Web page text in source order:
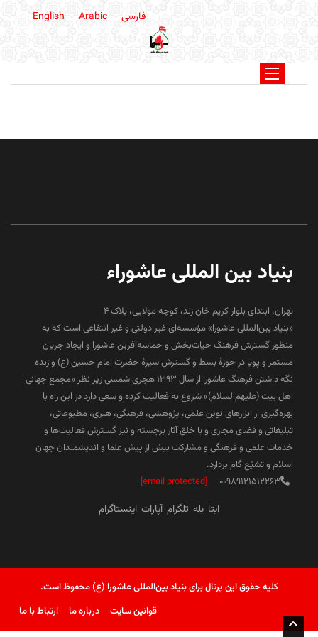
فارسی English Arabic
بنیاد بین المللی عاشوراء
تهران، ابتدای بلوار کریم خان زند، کوچه مولایی، پلاک 4
«بنیاد بین‌المللی عاشورا» مؤسسه‌ای غیر دولتی و غیر انتفاعی است که به
منظور گسترش فرهنگ حیات‌بخش و حماسه‌آفرین عاشورا و ایجاد جریان
مستمر و پویا در حوزۀ بسط و گسترش سیرۀ حضرت امام حسین (ع) و زنده
نگه داشتن فرهنگ عاشورا از سال ۱۳۹۳ هجری شمسی زیر نظر «مجمع جهانی
اهل بیت (علیهم‌السلام)» شروع به فعالیت کرده و سعی دارد در این راه با
بهره‌گیری از ابزارهای نوین علمی، پژوهشی، فرهنگی، هنری، مطبوعاتی،
تبلیغاتی و فضای مجازی و با خلق آثار برجسته و نیز گسترش فعالیت‌ها و
خدمات علمی و فرهنگی و مشارکت بیش از پیش علما و اندیشمندان جهان
اسلام و تشیّع گام بردارد.
00989121512263
[email protected]
ایتا بله تلگرام آپارات اینستاگرام
کلیه حقوق این پرتال برای بنیاد بین‌المللی عاشورا (ع) محفوظ است.
قوانین سایت
درباره ما ارتباط با ما